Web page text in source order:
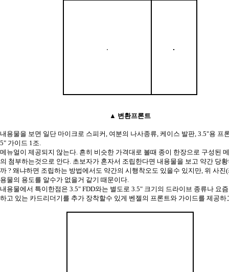
▲ 변환프론트
내용물을 보면 일단 마이크로 스피커, 여분의 나사종류, 케이스 발판, 3.5"용 프
5" 가이드 1조.
메뉴얼이 제공되지 않는다. 흔히 비슷한 가격대로 볼때 종이 한장으로 구성된
의 첨부하는것으로 안다. 초보자가 혼자서 조립한다면 내용물을 보고 약간 당
까 ? 왜냐하면 조립하는 방법에서도 약간의 시행착오도 있을수 있지만, 위 사진
용물의 용도를 알수가 없을거 같기 때문이다.
내용물에서 특이한점은 3.5" FDD와는 별도로 3.5" 크기의 드라이브 종류나 요
하고 있는 카드리더기를 추가 장착할수 있게 벤젤의 프론트와 가이드를 제공하